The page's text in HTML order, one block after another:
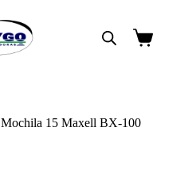
Carro
Mochila 15 Maxell BX-100